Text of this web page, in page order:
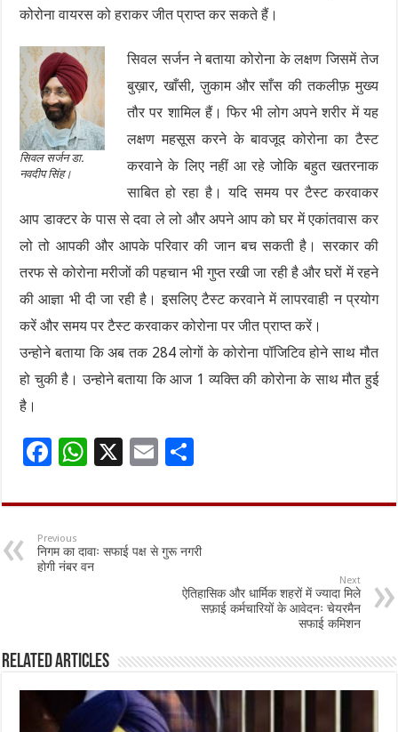
कोरोना वायरस को हराकर जीत प्राप्त कर सकते हैं।
सिवल सर्जन डा.
नवदीप सिंह।
सिवल सर्जन ने बताया कोरोना के लक्षण जिसमें तेज
बुख़ार, खाँसी, ज़ुकाम और साँस की तकलीफ़ मुख्य
तौर पर शामिल हैं। फिर भी लोग अपने शरीर में यह
लक्षण महसूस करने के बावजूद कोरोना का टैस्ट
करवाने के लिए नहीं आ रहे जोकि बहुत खतरनाक
साबित हो रहा है। यदि समय पर टैस्ट करवाकर
आप डाक्टर के पास से दवा ले लो और अपने आप को घर में एकांतवास कर
लो तो आपकी और आपके परिवार की जान बच सकती है। सरकार की
तरफ से कोरोना मरीजों की पहचान भी गुप्त रखी जा रही है और घरों में रहने
की आज्ञा भी दी जा रही है। इसलिए टैस्ट करवाने में लापरवाही न प्रयोग
करें और समय पर टैस्ट करवाकर कोरोना पर जीत प्राप्त करें।
उन्होने बताया कि अब तक 284 लोगों के कोरोना पॉजिटिव होने साथ मौत
हो चुकी है। उन्होने बताया कि आज 1 व्यक्ति की कोरोना के साथ मौत हुई
है।
F
e
b
o
W
at
p
X
E
ai ar
e
Previous
निगम का दावाः सफाई पक्ष से गुरू नगरी
होगी नंबर वन
Next
ऐतिहासिक और धार्मिक शहरों में ज्यादा मिले
सफ़ाई कर्मचारियों के आवेदनः चेयरमैन
सफाई कमिशन
Related Articles